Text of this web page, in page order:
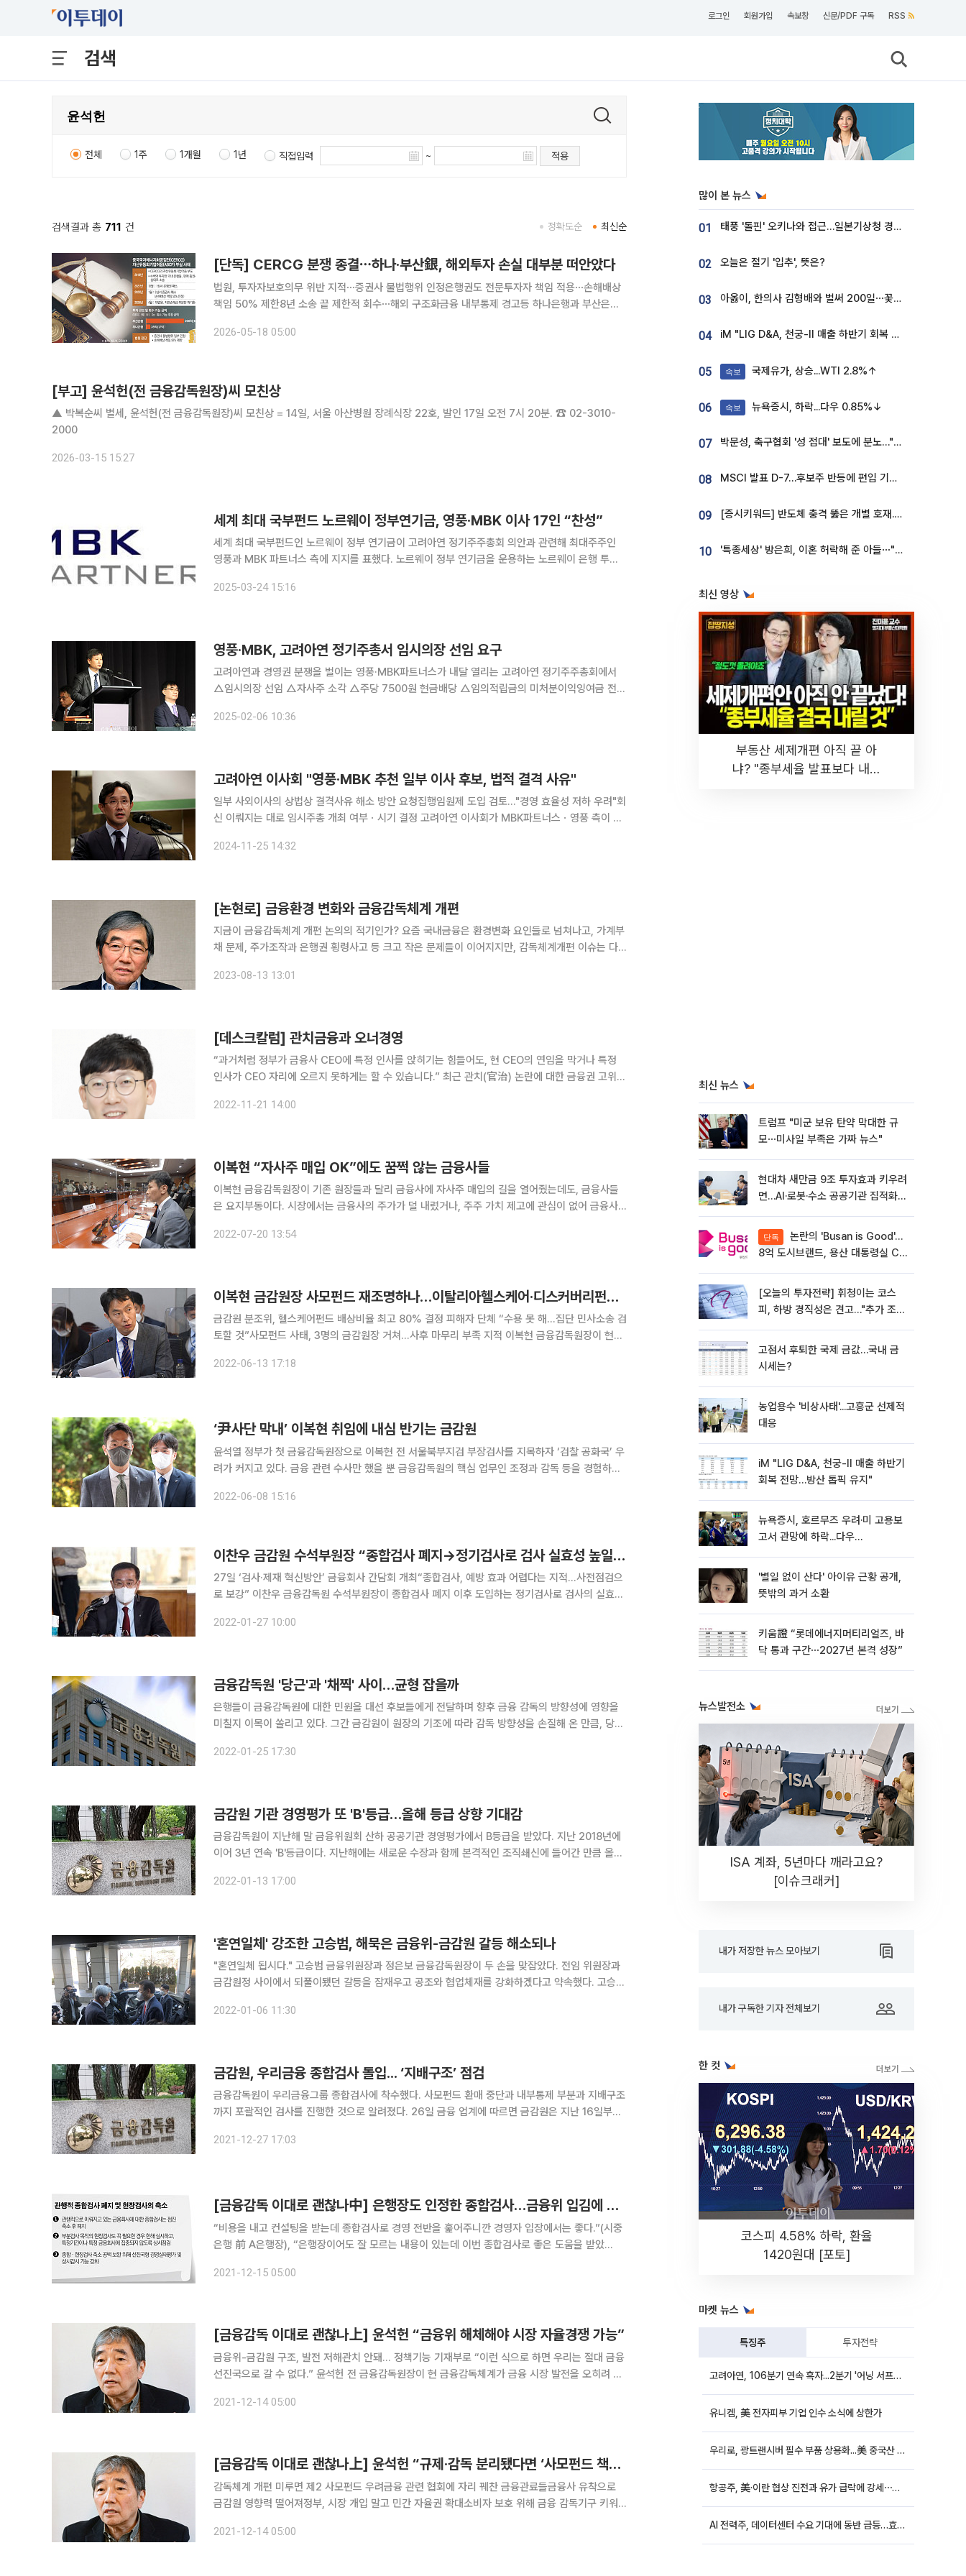
로그인 회원가입 속보창 신문/PDF 구독 RSS
검색
전체 1주 1개월 1년 직접입력 ~ 적용
검색결과 총 711 건 최신순
정확도순
[단독] CERCG 분쟁 종결⋯하나·부산銀, 해외투자 손실 대부분 떠안았다
법원, 투자자보호의무 위반 지적⋯증권사 불법행위 인정은행권도 전문투자자 책임 적용⋯손해배상
책임 50% 제한8년 소송 끝 제한적 회수⋯해외 구조화금융 내부통제 경고등 하나은행과 부산은행
상당 부분을 떠안게 됐다. 국내 금융사 간 소송이 제기된 지 8년 만의 결론
2026-05-18 05:00
[부고] 윤석헌(전 금융감독원장)씨 모친상
▲ 박복순씨 별세, 윤석헌(전 금융감독원장)씨 모친상 = 14일, 서울 아산병원 장례식장 22호, 발인 17일 오전 7시 20분. ☎ 02-3010-
2000
2026-03-15 15:27
세계 최대 국부펀드 노르웨이 정부연기금, 영풍·MBK 이사 17인 “찬성”
세계 최대 국부펀드인 노르웨이 정부 연기금이 고려아연 정기주주총회 의안과 관련해 최대주주인
영풍과 MBK 파트너스 측에 지지를 표했다. 노르웨이 정부 연기금을 운용하는 노르웨이 은행 투자
통해 고려아연 정기주총 의안에 대한 표결 결과를 공
2025-03-24 15:16
영풍·MBK, 고려아연 정기주총서 임시의장 선임 요구
고려아연과 경영권 분쟁을 벌이는 영풍·MBK파트너스가 내달 열리는 고려아연 정기주주총회에서
△임시의장 선임 △자사주 소각 △주당 7500원 현금배당 △임의적립금의 미처분이익잉여금 전환
총에서 고려아연 경영진이 아닌 임시의장을 선임해 달라고 요구했다. 지난
2025-02-06 10:36
고려아연 이사회 "영풍·MBK 추천 일부 이사 후보, 법적 결격 사유"
일부 사외이사의 상법상 결격사유 해소 방안 요청집행임원제 도입 검토…"경영 효율성 저하 우려"회
신 이뤄지는 대로 임시주총 개최 여부ㆍ시기 결정 고려아연 이사회가 MBK파트너스ㆍ영풍 측이 요
사회는 추가 심의를 거쳐 임시 주총 개최 시기 등을 확정할 계획이다
2024-11-25 14:32
[논현로] 금융환경 변화와 금융감독체계 개편
지금이 금융감독체계 개편 논의의 적기인가? 요즘 국내금융은 환경변화 요인들로 넘쳐나고, 가계부
채 문제, 주가조작과 은행권 횡령사고 등 크고 작은 문제들이 이어지지만, 감독체계개편 이슈는 다
지금은 체계개편 얘기할 때가 아니라고 한다. 그렇다면 개편 논의의 적기는
2023-08-13 13:01
[데스크칼럼] 관치금융과 오너경영
“과거처럼 정부가 금융사 CEO에 특정 인사를 앉히기는 힘들어도, 현 CEO의 연임을 막거나 특정
인사가 CEO 자리에 오르지 못하게는 할 수 있습니다.” 최근 관치(官治) 논란에 대한 금융권 고위
로 조기 사임한 데 이어, 내년 3월 임기 만료를 앞둔 손태
2022-11-21 14:00
이복현 “자사주 매입 OK”에도 꿈쩍 않는 금융사들
이복현 금융감독원장이 기존 원장들과 달리 금융사에 자사주 매입의 길을 열어줬는데도, 금융사들
은 요지부동이다. 시장에서는 금융사의 주가가 덜 내렸거나, 주주 가치 제고에 관심이 없어 금융사
들어 회사 차원에서 자기주식을 취득한 금융사는 단 한 곳도 없었다. 자기주식
2022-07-20 13:54
이복현 금감원장 사모펀드 재조명하나…이탈리아헬스케어·디스커버리펀드 사태 입장 ‘이목’
금감원 분조위, 헬스케어펀드 배상비율 최고 80% 결정 피해자 단체 “수용 못 해…집단 민사소송 검
토할 것”사모펀드 사태, 3명의 금감원장 거쳐…사후 마무리 부족 지적 이복현 금융감독원장이 현재
정위원회(이하 분조위)는 하나은행의 이탈리아 헬스케어 펀드
2022-06-13 17:18
‘尹사단 막내’ 이복현 취임에 내심 반기는 금감원
윤석열 정부가 첫 금융감독원장으로 이복현 전 서울북부지검 부장검사를 지목하자 ‘검찰 공화국’ 우
려가 커지고 있다. 금융 관련 수사만 했을 뿐 금융감독원의 핵심 업무인 조정과 감독 등을 경험하지
2022-06-08 15:16
이찬우 금감원 수석부원장 “종합검사 폐지→정기검사로 검사 실효성 높일 것”
27일 ‘검사·제재 혁신방안’ 금융회사 간담회 개최“종합검사, 예방 효과 어렵다는 지적…사전점검으
로 보강” 이찬우 금융감독원 수석부원장이 종합검사 폐지 이후 도입하는 정기검사로 검사의 실효성
사 간담회에 참석해 “주기적인 정기검사 체계로의 전환을 통해 검사
2022-01-27 10:00
금융감독원 '당근'과 '채찍' 사이…균형 잡을까
은행들이 금융감독원에 대한 민원을 대선 후보들에게 전달하며 향후 금융 감독의 방향성에 영향을
미칠지 이목이 쏠리고 있다. 그간 금감원이 원장의 기조에 따라 감독 방향성을 손질해 온 만큼, 당근
독 방향성은 조타수에 달려 있었다. 윤석헌 전 금감원장이 사후
2022-01-25 17:30
금감원 기관 경영평가 또 'B'등급…올해 등급 상향 기대감
금융감독원이 지난해 말 금융위원회 산하 공공기관 경영평가에서 B등급을 받았다. 지난 2018년에
이어 3년 연속 'B'등급이다. 지난해에는 새로운 수장과 함께 본격적인 조직쇄신에 들어간 만큼 올해
위원회는 지난해 말 금감원 기관 경영평가 등급을 'B'로 결
2022-01-13 17:00
'혼연일체' 강조한 고승범, 해묵은 금융위-금감원 갈등 해소되나
"혼연일체 됩시다." 고승범 금융위원장과 정은보 금융감독원장이 두 손을 맞잡았다. 전임 위원장과
금감원정 사이에서 되풀이됐던 갈등을 잠재우고 공조와 협업체재를 강화하겠다고 약속했다. 고승범
금감원을 찾았다. 지난 9월 2일 첫 만남 이후 약 4개월여 만이다
2022-01-06 11:30
금감원, 우리금융 종합검사 돌입... ‘지배구조’ 점검
금융감독원이 우리금융그룹 종합검사에 착수했다. 사모펀드 환매 중단과 내부통제 부분과 지배구조
까지 포괄적인 검사를 진행한 것으로 알려졌다. 26일 금융 업계에 따르면 금감원은 지난 16일부터
2021-12-27 17:03
[금융감독 이대로 괜찮나中] 은행장도 인정한 종합검사…금융위 입김에 본질 퇴색
“비용을 내고 컨설팅을 받는데 종합검사로 경영 전반을 훑어주니깐 경영자 입장에서는 좋다.”(시중
은행 前 A은행장), “은행장이어도 잘 모르는 내용이 있는데 이번 종합검사로 좋은 도움을 받았
사의 업무 전반과 재산 상황에 대해 종합적으로 실시하는 검사(금융기관
2021-12-15 05:00
[금융감독 이대로 괜찮나上] 윤석헌 “금융위 해체해야 시장 자율경쟁 가능”
금융위-금감원 구조, 발전 저해관치 안돼… 정책기능 기재부로 “이런 식으로 하면 우리는 절대 금융
선진국으로 갈 수 없다.” 윤석헌 전 금융감독원장이 현 금융감독체계가 금융 시장 발전을 오히려 저
2021-12-14 05:00
[금융감독 이대로 괜찮나上] 윤석헌 “규제·감독 분리됐다면 ‘사모펀드 책임공방 ’ 없었을 것”
감독체계 개편 미루면 제2 사모펀드 우려금융 관련 협회에 자리 꿰찬 금융관료들금융사 유착으로
금감원 영향력 떨어져정부, 시장 개입 말고 민간 자율권 확대소비자 보호 위해 금융 감독기구 키워
떠난 전임자(前任者)는 더 그럴 수밖에 없다. 윤석헌 전 금융감독
2021-12-14 05:00
많이 본 뉴스
01 태풍 '돌핀' 오키나와 접근…일본기상청 경로 업데이트
02 오늘은 절기 '입추', 뜻은?
03 아옳이, 한의사 김형배와 벌써 200일⋯꽃다발 들고 "프러포즈 아냐"
04 iM "LIG D&A, 천궁-II 매출 하반기 회복 전망…방산 톱픽 유지"
05 속보 국제유가, 상승...WTI 2.8%↑
06 속보 뉴욕증시, 하락...다우 0.85%↓
07 박문성, 축구협회 '성 접대' 보도에 분노…"다 말아먹으려고 작정했나"
08 MSCI 발표 D-7…후보주 반등에 편입 기대 재점화
09 [증시키워드] 반도체 충격 뚫은 개별 호재...포스코퓨처엠·에코프로·한화솔루션 '눈길'
10 '특종세상' 방은희, 이혼 허락해 준 아들⋯"너무 잘 커줬다" 오열
최신 영상
부동산 세제개편 아직 끝 아
냐? "종부세율 발표보다 내릴
최신 뉴스
트럼프 "미군 보유 탄약 막대한 규
모⋯미사일 부족은 가짜 뉴스"
현대차 새만금 9조 투자효과 키우려
면…AI·로봇·수소 공공기관 집적화
단독
8억 도시브랜드, 용산 대통령실 CI
[오늘의 투자전략] 휘청이는 코스
피, 하방 경직성은 견고…"추가 조정
고점서 후퇴한 국제 금값…국내 금
시세는?
농업용수 '비상사태'...고흥군 선제적
대응
iM "LIG D&A, 천궁-II 매출 하반기
회복 전망…방산 톱픽 유지"
뉴욕증시, 호르무즈 우려·미 고용보
고서 관망에 하락...다우
'별일 없이 산다' 아이유 근황 공개,
뜻밖의 과거 소환
키움證 “롯데에너지머티리얼즈, 바
닥 통과 구간⋯2027년 본격 성장”
뉴스발전소
ISA 계좌, 5년마다 깨라고요?
[이슈크래커]
내가 저장한 뉴스 모아보기
내가 구독한 기자 전체보기
한 컷
코스피 4.58% 하락, 환율
1420원대 [포토]
마켓 뉴스
특징주 투자전략
고려아연, 106분기 연속 흑자...2분기 '어닝 서프라이즈'에 장 초반 12%대 강세
유니켐, 美 전자피부 기업 인수 소식에 상한가
우리로, 광트랜시버 필수 부품 상용화...美 중국산 퇴출 추진에 상승세
항공주, 美·이란 협상 진전과 유가 급락에 강세⋯한진칼 8%↑
AI 전력주, 데이터센터 수요 기대에 동반 급등…효성중공업 10%↑